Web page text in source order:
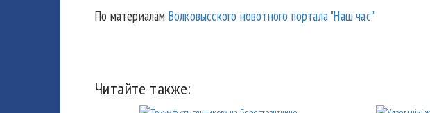
По материалам Волковысского новотного портала "Наш час"
Читайте также: